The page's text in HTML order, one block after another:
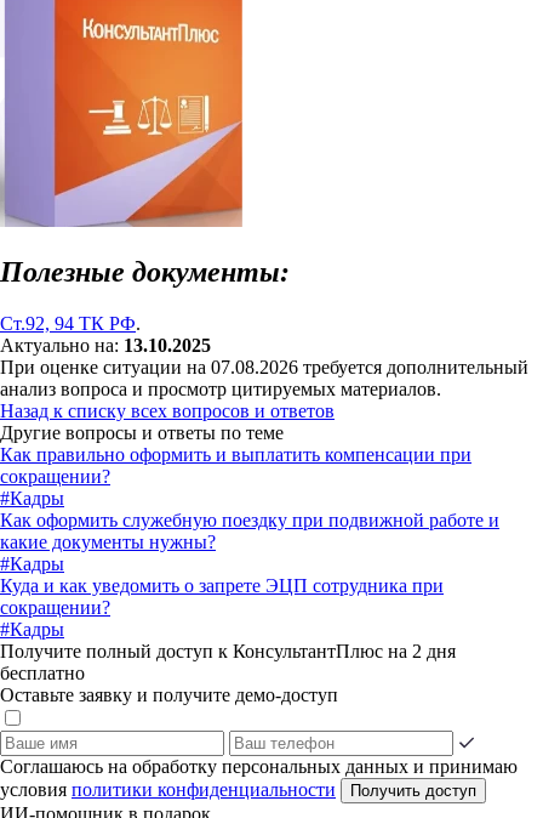
Полезные документы:
Ст.92, 94 ТК РФ.
Актуально на: 13.10.2025
При оценке ситуации на 07.08.2026 требуется дополнительный
анализ вопроса и просмотр цитируемых материалов.
Назад к списку всех вопросов и ответов
Другие вопросы и ответы по теме
Как правильно оформить и выплатить компенсации при
сокращении?
#Кадры
Как оформить служебную поездку при подвижной работе и
какие документы нужны?
#Кадры
Куда и как уведомить о запрете ЭЦП сотрудника при
сокращении?
#Кадры
Получите полный доступ к КонсультантПлюс на 2 дня
бесплатно
Оставьте заявку и получите демо-доступ
Соглашаюсь на обработку персональных данных и принимаю
условия политики конфиденциальности Получить доступ
ИИ-помощник в подарок